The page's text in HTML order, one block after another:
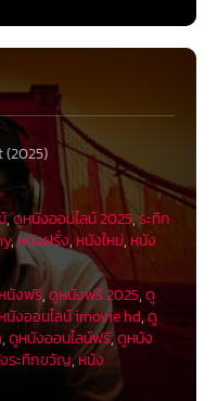
(2025)
,ดูหนังออนไลน์ 2025,ระทึก
,หนังฝรั่ง, หนังใหม่, หนัง
นังฟรี,ดูหนังฟรี 2025,ดู
นังออนไลน์ imovie hd,ดู
,ดูหนังออนไลน์ฟรี,ดูหนัง
ระทึกขวัญ,หนัง